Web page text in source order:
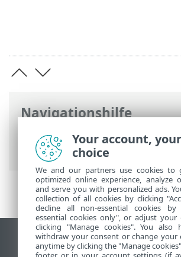
Navigationshilfe
ESET Online-Hilfe>ESET
for Linux
>Glossar
Desktop-Site anzeigen
Your account,
choice
We and our partners use cookies to
optimized online experience, analyze
and serve you with personalized ads.
collection of all cookies by clicking
decline all non-essential cookies by
essential cookies only", or adjust your
clicking "Manage cookies". You
withdraw your consent or change your
anytime by clicking the "Manage